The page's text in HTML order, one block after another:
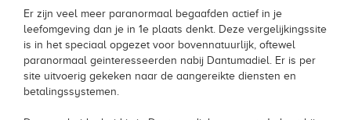
Er zijn veel meer paranormaal begaafden actief in je
leefomgeving dan je in 1e plaats denkt. Deze vergelijkingssite
is in het speciaal opgezet voor bovennatuurlijk, oftewel
paranormaal geinteresseerden nabij Dantumadiel. Er is per
site uitvoerig gekeken naar de aangereikte diensten en
betalingssystemen.